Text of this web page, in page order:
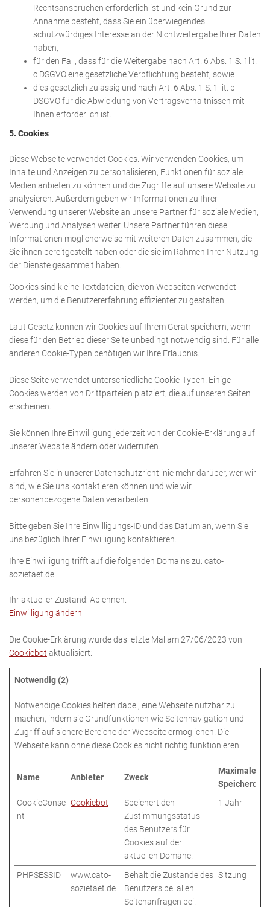
Rechtsansprüchen erforderlich ist und kein Grund zur
Annahme besteht, dass Sie ein überwiegendes
schutzwürdiges Interesse an der Nichtweitergabe Ihrer Daten
haben,
für den Fall, dass für die Weitergabe nach Art. 6 Abs. 1 S. 1lit.
c DSGVO eine gesetzliche Verpflichtung besteht, sowie
dies gesetzlich zulässig und nach Art. 6 Abs. 1 S. 1 lit. b
DSGVO für die Abwicklung von Vertragsverhältnissen mit
Ihnen erforderlich ist.
5. Cookies
Diese Webseite verwendet Cookies. Wir verwenden Cookies, um
Inhalte und Anzeigen zu personalisieren, Funktionen für soziale
Medien anbieten zu können und die Zugriffe auf unsere Website zu
analysieren. Außerdem geben wir Informationen zu Ihrer
Verwendung unserer Website an unsere Partner für soziale Medien,
Werbung und Analysen weiter. Unsere Partner führen diese
Informationen möglicherweise mit weiteren Daten zusammen, die
Sie ihnen bereitgestellt haben oder die sie im Rahmen Ihrer Nutzung
der Dienste gesammelt haben.
Cookies sind kleine Textdateien, die von Webseiten verwendet
werden, um die Benutzererfahrung effizienter zu gestalten.
Laut Gesetz können wir Cookies auf Ihrem Gerät speichern, wenn
diese für den Betrieb dieser Seite unbedingt notwendig sind. Für alle
anderen Cookie-Typen benötigen wir Ihre Erlaubnis.
Diese Seite verwendet unterschiedliche Cookie-Typen. Einige
Cookies werden von Drittparteien platziert, die auf unseren Seiten
erscheinen.
Sie können Ihre Einwilligung jederzeit von der Cookie-Erklärung auf
unserer Website ändern oder widerrufen.
Erfahren Sie in unserer Datenschutzrichtlinie mehr darüber, wer wir
sind, wie Sie uns kontaktieren können und wie wir
personenbezogene Daten verarbeiten.
Bitte geben Sie Ihre Einwilligungs-ID und das Datum an, wenn Sie
uns bezüglich Ihrer Einwilligung kontaktieren.
Ihre Einwilligung trifft auf die folgenden Domains zu: cato-
sozietaet.de
Ihr aktueller Zustand: Ablehnen.
Einwilligung ändern
Die Cookie-Erklärung wurde das letzte Mal am 27/06/2023 von
Cookiebot aktualisiert:
Notwendig (2)
Notwendige Cookies helfen dabei, eine Webseite nutzbar zu
machen, indem sie Grundfunktionen wie Seitennavigation und
Zugriff auf sichere Bereiche der Webseite ermöglichen. Die
Webseite kann ohne diese Cookies nicht richtig funktionieren.
Name Anbieter Zweck
Maximale
CookieConse
nt
Cookiebot
Speichert den
Zustimmungsstatus
des Benutzers für
Cookies auf der
aktuellen Domäne.
1 Jahr
PHPSESSID
www.cato-
sozietaet.de
Behält die Zustände des
Benutzers bei allen
Seitenanfragen bei.
Sitzung